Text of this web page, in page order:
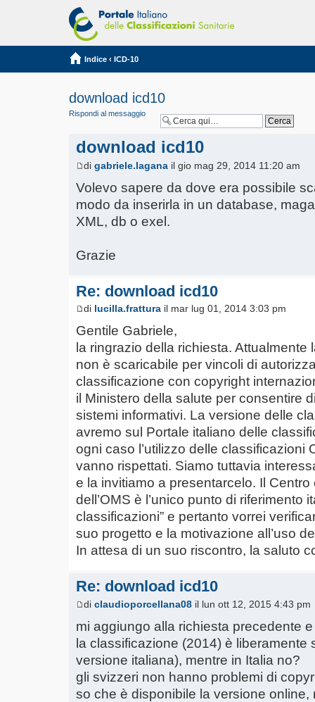
Indice ‹ ICD-10
download icd10
Rispondi al messaggio
download icd10
di gabriele.lagana il gio mag 29, 2014 11:20 am
Volevo sapere da dove era possibile
modo da inserirla in un database,
XML, db o exel.
Grazie
Re: download icd10
di lucilla.frattura il mar lug 01, 2014 3:03 pm
Gentile Gabriele,
la ringrazio della richiesta.
non è scaricabile per vincoli di
classificazione con copyright
il Ministero della salute per consentire
sistemi informativi. La versione delle
avremo sul Portale italiano delle
ogni caso l’utilizzo delle classificazioni
vanno rispettati. Siamo tuttavia
e la invitiamo a presentarcelo. Il
dell’OMS è l’unico punto di riferimento
classificazioni” e pertanto vorrei
suo progetto e la motivazione all’uso
In attesa di un suo riscontro, la saluto
Re: download icd10
di claudioporcellana08 il lun ott 12, 2015 4:43 pm
mi aggiungo alla richiesta precedente
la classificazione (2014) è liberamente
versione italiana), mentre in Italia no?
gli svizzeri non hanno problemi di
so che è disponibile la versione online,